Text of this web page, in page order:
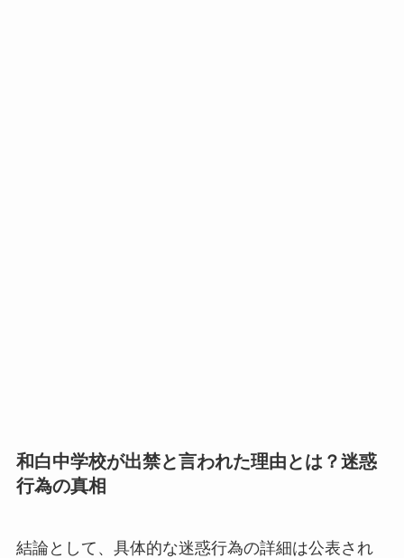
和白中学校が出禁と言われた理由とは？迷惑
行為の真相
結論として、具体的な迷惑行為の詳細は公表され